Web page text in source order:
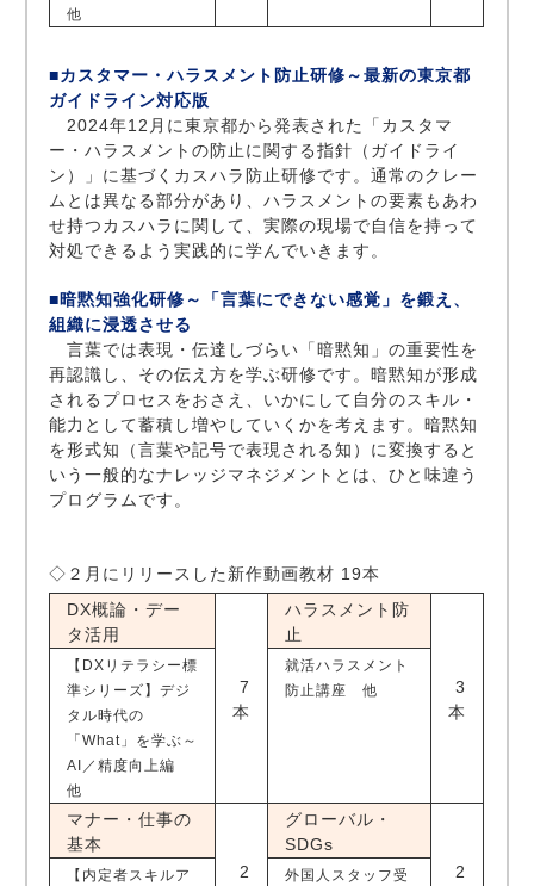
他
■カスタマー・ハラスメント防止研修～最新の東京都
ガイドライン対応版
2024年12月に東京都から発表された「カスタマ
ー・ハラスメントの防止に関する指針（ガイドライ
ン）」に基づくカスハラ防止研修です。通常のクレー
ムとは異なる部分があり、ハラスメントの要素もあわ
せ持つカスハラに関して、実際の現場で自信を持って
対処できるよう実践的に学んでいきます。
■暗黙知強化研修～「言葉にできない感覚」を鍛え、
組織に浸透させる
言葉では表現・伝達しづらい「暗黙知」の重要性を
再認識し、その伝え方を学ぶ研修です。暗黙知が形成
されるプロセスをおさえ、いかにして自分のスキル・
能力として蓄積し増やしていくかを考えます。暗黙知
を形式知（言葉や記号で表現される知）に変換すると
いう一般的なナレッジマネジメントとは、ひと味違う
プログラムです。
◇２月にリリースした新作動画教材 19本
DX概論・デー
タ活用
7
本
ハラスメント防
止
3
本
【DXリテラシー標
準シリーズ】デジ
タル時代の
「What」を学ぶ～
AI／精度向上編
他
就活ハラスメント
防止講座 他
マナー・仕事の
基本
2
グローバル・
SDGs
2
【内定者スキルア
外国人スタッフ受